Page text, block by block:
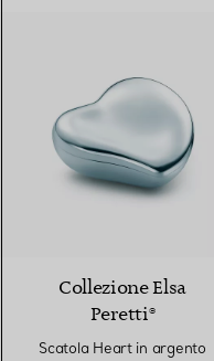
Collezione Elsa
Peretti®
Scatola Heart in argento